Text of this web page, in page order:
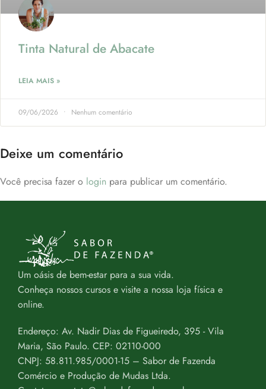
Tinta Natural de Abacate
LEIA MAIS »
09/06/2026 Nenhum comentário
Deixe um comentário
Você precisa fazer o login para publicar um comentário.
Um oásis de bem-estar para a sua vida.
Conheça nossos cursos e visite a nossa loja física e
online.
Endereço: Av. Nadir Dias de Figueiredo, 395 - Vila
Maria, São Paulo. CEP: 02110-000
CNPJ: 58.811.985/0001-15 – Sabor de Fazenda
Comércio e Produção de Mudas Ltda.